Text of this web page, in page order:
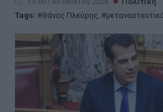
Tags:
Θάνος Πλεύρης,